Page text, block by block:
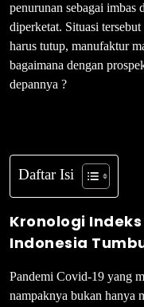
penurunan sebagai
diperketat. Situasi
harus tutup, manufaktur
bagaimana dengan
depannya ?
Daftar Isi
Kronologi
Indonesia
Pandemi Covid-19 yang
nampaknya bukan hanya